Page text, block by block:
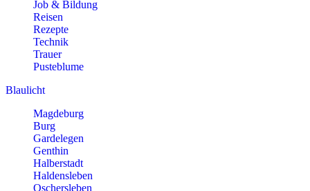
Job & Bildung
Reisen
Rezepte
Technik
Trauer
Pusteblume
Blaulicht
Magdeburg
Burg
Gardelegen
Genthin
Halberstadt
Haldensleben
Oschersleben